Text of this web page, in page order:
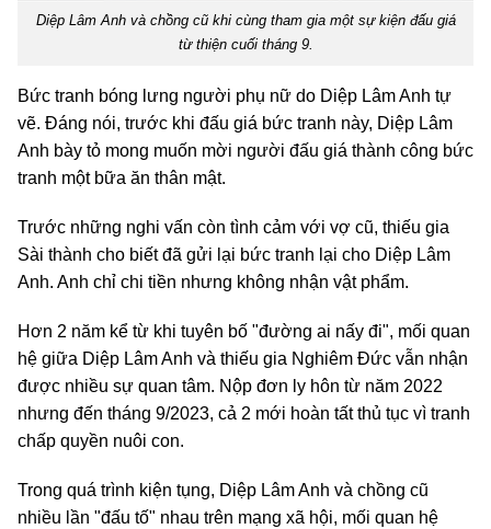
Diệp Lâm Anh và chồng cũ khi cùng tham gia một sự kiện đấu giá
từ thiện cuối tháng 9.
Bức tranh bóng lưng người phụ nữ do Diệp Lâm Anh tự
vẽ. Đáng nói, trước khi đấu giá bức tranh này, Diệp Lâm
Anh bày tỏ mong muốn mời người đấu giá thành công bức
tranh một bữa ăn thân mật.
Trước những nghi vấn còn tình cảm với vợ cũ, thiếu gia
Sài thành cho biết đã gửi lại bức tranh lại cho Diệp Lâm
Anh. Anh chỉ chi tiền nhưng không nhận vật phẩm.
Hơn 2 năm kể từ khi tuyên bố "đường ai nấy đi", mối quan
hệ giữa Diệp Lâm Anh và thiếu gia Nghiêm Đức vẫn nhận
được nhiều sự quan tâm. Nộp đơn ly hôn từ năm 2022
nhưng đến tháng 9/2023, cả 2 mới hoàn tất thủ tục vì tranh
chấp quyền nuôi con.
Trong quá trình kiện tụng, Diệp Lâm Anh và chồng cũ
nhiều lần "đấu tố" nhau trên mạng xã hội, mối quan hệ